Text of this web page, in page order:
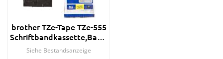
brother TZe-Tape TZe-555
Schriftbandkassette,Bandbreite:24mm
Siehe Bestandsanzeige